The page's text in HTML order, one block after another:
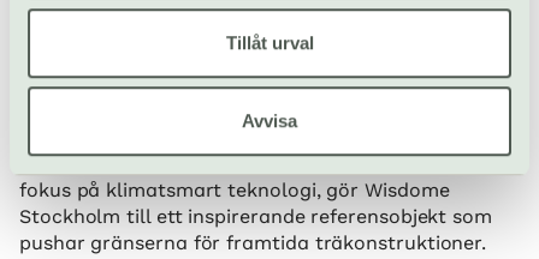
Tillåt urval
Avvisa
Elding Oscarson. De har designat en banbrytande
byggnad som utmanar konventioner och sätter
huvudmaterial har bland annat minskat
transportbelastningen, ljudreducerat byggprocessen
centrala roll i främjandet av hållbart byggande, med
fokus på klimatsmart teknologi, gör Wisdome
Stockholm till ett inspirerande referensobjekt som
pushar gränserna för framtida träkonstruktioner.